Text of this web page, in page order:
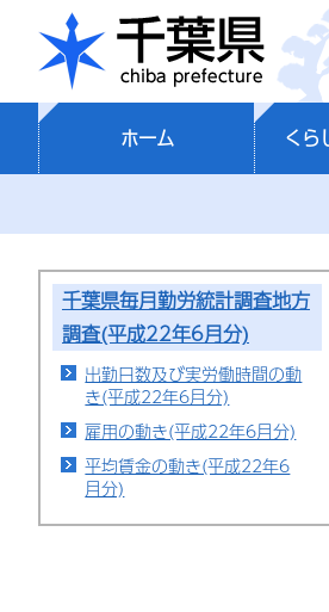
千葉県
ホーム くら
千葉県毎月勤労統計調査地方
調査(平成22年6月分)
出勤日数及び実労働時間の動
き(平成22年6月分)
雇用の動き(平成22年6月分)
平均賃金の動き(平成22年6
月分)